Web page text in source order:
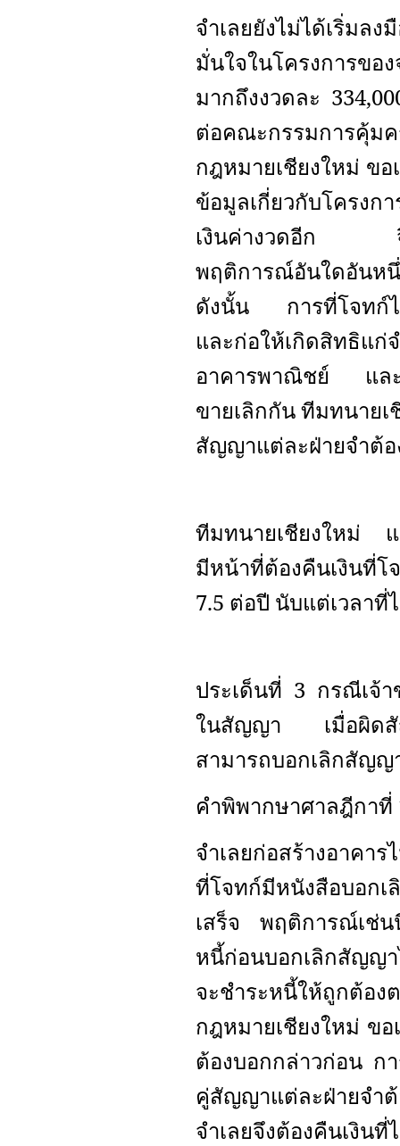
จำเลยยังไม่ได้เริ่มล
มั่นใจในโครงการขอ
มากถึงงวดละ
ต่อคณะกรรมการคุ้
กฎหมายเชียงใหม่ ขอ
ข้อมูลเกี่ยวกับโครงก
เงินค่างวดอีก จึงถื
พฤติการณ์อันใดอันห
ดังนั้น การที่โจทก์ไม่
และก่อให้เกิดสิทธิแ
อาคารพาณิชย์ และ
ขายเลิกกัน ทีมทนาย
สัญญาแต่ละฝ่ายจำต้
ทีมทนายเชียงใหม่ แ
มีหน้าที่ต้องคืนเงินที่โ
7.5 ต่อปี นับแต่เวลาที่
ประเด็นที่ 3 กรณีเจ้า
ในสัญญา เมื่อผิดสั
สามารถบอกเลิกสัญ
คำพิพากษาศาลฎีกาที่
จำเลยก่อสร้างอาคา
ที่โจทก์มีหนังสือบอกเ
เสร็จ พฤติการณ์เช่น
หนี้ก่อนบอกเลิกสัญญา
จะชำระหนี้ให้ถูกต้อ
กฎหมายเชียงใหม่ ข
ต้องบอกกล่าวก่อน ก
คู่สัญญาแต่ละฝ่ายจำต้
จำเลยจึงต้องคืนเงิน